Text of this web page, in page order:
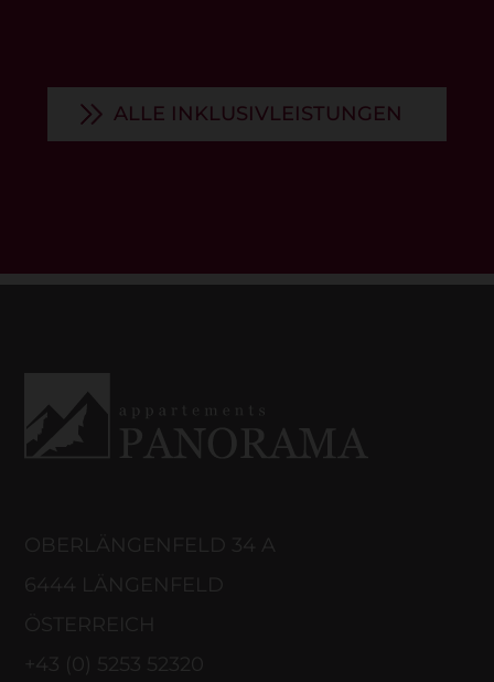
ALLE INKLUSIVLEISTUNGEN
OBERLÄNGENFELD 34 A
6444 LÄNGENFELD
ÖSTERREICH
+43 (0) 5253 52320